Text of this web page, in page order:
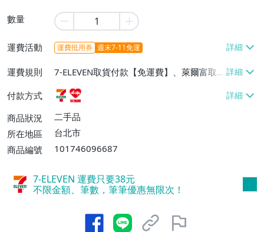
數量
運費活動 運費抵用券 週末7-11免運
運費規則
7-ELEVEN取貨付款【免運費】、萊爾富取
貨付款【免運費】
付款方式
商品狀況
二手品
所在地區
台北市
商品編號
101746096687
7-ELEVEN 運費只要38元
不限金額、筆數，筆筆優惠無限次！